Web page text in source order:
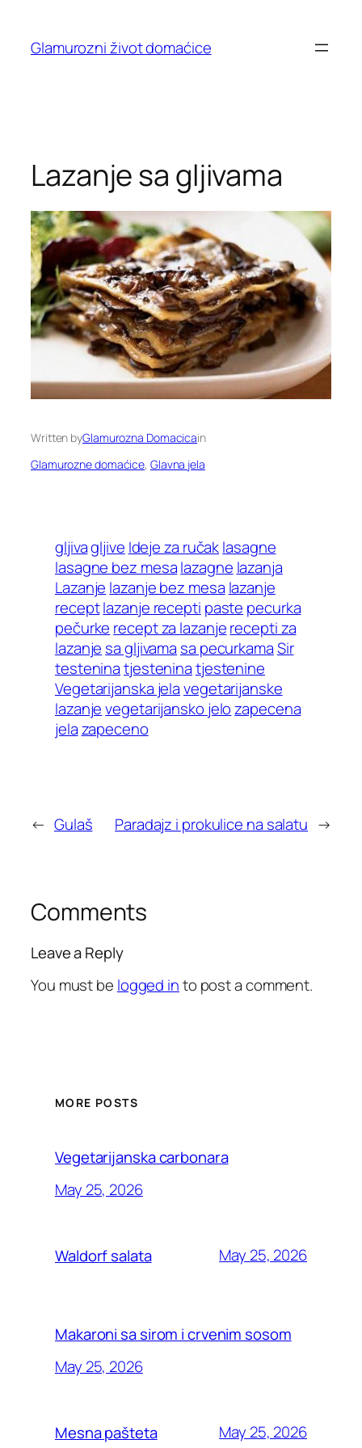
content
Glamurozni život domaćice
Lazanje sa gljivama
Written byGlamurozna Domacicain
Glamurozne domaćice, Glavna jela
gljivagljive Ideje za ručaklasagne
lasagne bez mesalazagne lazanja
Lazanje lazanje bez mesa lazanje
receptlazanje recepti paste pecurka
pečurke recept za lazanjerecepti za
lazanje sa gljivama sa pecurkamaSir
testeninatjesteninatjestenine
Vegetarijanska jelavegetarijanske
lazanje vegetarijansko jelo zapecena
jelazapeceno
← Gulaš Paradajz i prokulice na salatu →
Comments
Leave a Reply
You must be logged into post a comment.
MORE POSTS
Vegetarijanska carbonara
May 25, 2026
Waldorf salata May 25, 2026
Makaroni sa sirom i crvenim sosom
May 25, 2026
Mesna pašteta May 25, 2026